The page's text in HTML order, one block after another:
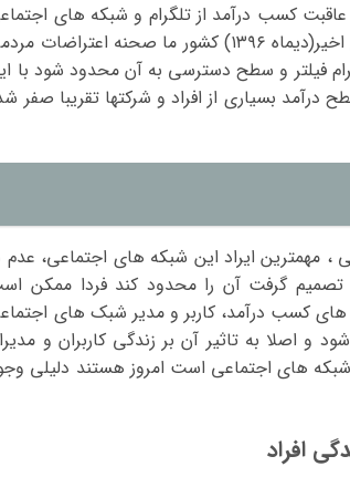
کسب درآمد از تلگرام و شبکه های
در دست ما نیست و ما نمی توانیم آن را مدیریت کنیم . در روزهای اخیر(دیماه ۱۳۹۶) کشور ما صحنه
فیلتر و سطح دسترسی به آن محدود شود با
درآمد بسیاری از افراد و شرکتها تقریبا صفر
ایراد این شبکه های اجتماعی، عدم
تصمیم گرفت آن را محدود کند فردا ممکن
کسب درآمد، کاربر و مدیر شبک های
اصلا به تاثیر آن بر زندگی کاربران و
شبکه های اجتماعی است امروز هستند دلیلی
افراد